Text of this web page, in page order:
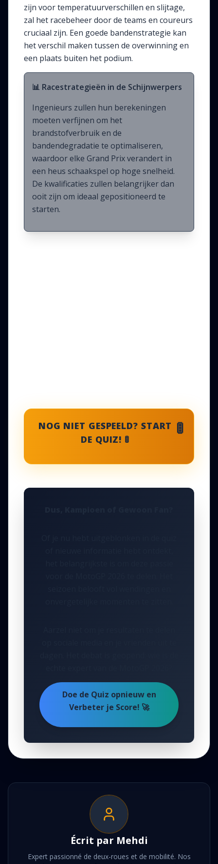
zijn voor temperatuurverschillen en slijtage,
zal het racebeheer door de teams en coureurs
cruciaal zijn. Een goede bandenstrategie kan
het verschil maken tussen de overwinning en
een plaats buiten het podium.
📊 Racestrategieën in de Schijnwerpers
Ingenieurs zullen hun berekeningen
moeten verfijnen om het
brandstofverbruik en de
bandendegradatie te optimaliseren,
waardoor elke Grand Prix verandert in
een heus schaakspel op hoge snelheid.
De kwalificaties zullen belangrijker dan
ooit zijn om ideaal gepositioneerd te
starten.
NOG NIET GESPEELD? START
DE QUIZ! 🚦
🚦
Doe de Quiz opnieuw en
Verbeter je Score! 🚀
Écrit par Mehdi
Expert passionné de deux-roues et de mobilité. Nos